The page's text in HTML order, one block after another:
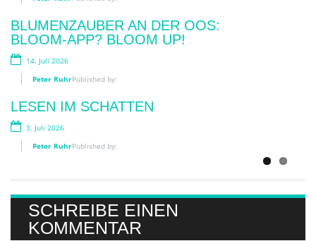
BLUMENZAUBER AN DER OOS:
BLOOM-APP? BLOOM UP!
14. Juli 2026
Published by:
Peter Ruhr
LESEN IM SCHATTEN
3. Juli 2026
Published by:
Peter Ruhr
„MENSCH. TIER. WIR“
10. Mai 2026
Peter Ruhr
28. April 2026
Peter Ruhr
SCHREIBE EINEN
KOMMENTAR